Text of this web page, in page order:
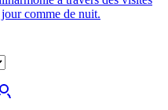
comme de nuit.